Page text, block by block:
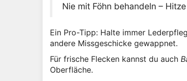
Nie mit Föhn behandeln –
Ein Pro-Tipp: Halte immer
andere Missgeschicke gewappnet.
Für frische Flecken kannst du auch
Oberfläche.